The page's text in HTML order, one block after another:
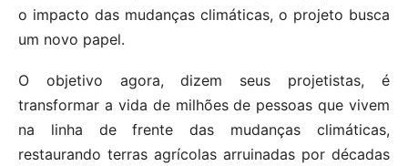
o impacto das mudanças climáticas, o projeto busca
um novo papel.
O objetivo agora, dizem seus projetistas, é
transformar a vida de milhões de pessoas que vivem
na linha de frente das mudanças climáticas,
restaurando terras agrícolas arruinadas por décadas